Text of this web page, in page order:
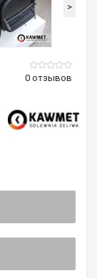
>
0 отзывов